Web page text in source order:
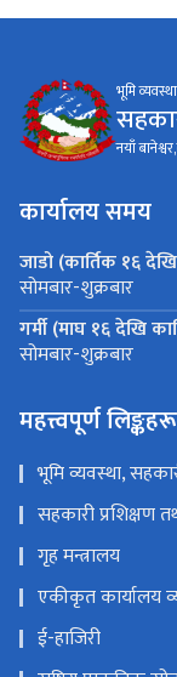
भूमि
नयाँ
कार्यालय समय
जाडो (कार्तिक १६
सोमबार-शुक्रबार
गर्मी (माघ १६ देखि
सोमबार-शुक्रबार
महत्त्वपूर्ण लिङ्कहरू
भूमि व्यवस्था,
सहकारी प्रशिक्षण
गृह मन्त्रालय
एकीकृत कार्यालय
ई-हाजिरी